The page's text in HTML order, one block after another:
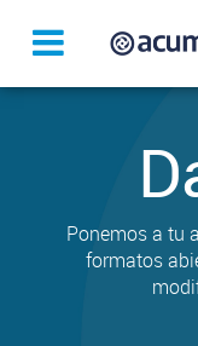
Ponemos a tu
formatos